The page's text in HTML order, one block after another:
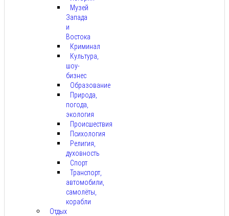
Музей
Запада
и
Востока
Криминал
Культура,
шоу-
бизнес
Образование
Природа,
погода,
экология
Происшествия
Психология
Религия,
духовность
Спорт
Транспорт,
автомобили,
самолёты,
корабли
Отдых